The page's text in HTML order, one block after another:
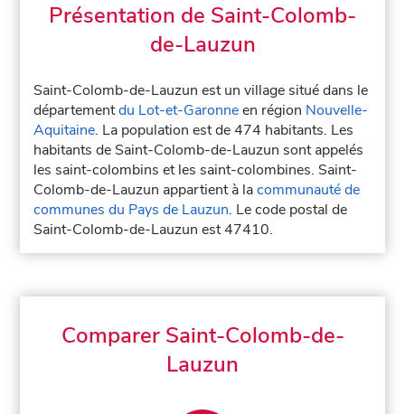
Présentation de Saint-Colomb-
de-Lauzun
Saint-Colomb-de-Lauzun est un village situé dans le
départementdu Lot-et-Garonneen région Nouvelle-
Aquitaine. La population est de 474 habitants. Les
habitants de Saint-Colomb-de-Lauzun sont appelés
les saint-colombins et les saint-colombines. Saint-
Colomb-de-Lauzun appartient à lacommunauté de
communes du Pays de Lauzun. Le code postal de
Saint-Colomb-de-Lauzun est 47410.
Comparer Saint-Colomb-de-
Lauzun